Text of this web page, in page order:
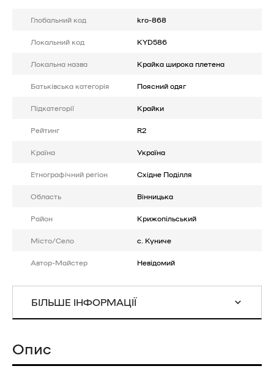
Глобальний код kro-868
Локальний код KYD586
Локальна назва Крайка широка плетена
Батькiвська категорія Поясний одяг
Підкатегорії Крайки
Рейтинг R2
Країна Україна
Етнографічний регіон Східне Поділля
Область Вінницька
Район Крижопільський
Місто/Село с. Куниче
Автор-Майстер Невідомий
БІЛЬШЕ ІНФОРМАЦІЇ
Опис